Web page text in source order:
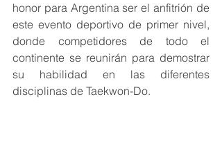
honor para Argentina ser el anfitrión de
este evento deportivo de primer nivel,
donde competidores de todo el
continente se reunirán para demostrar
su habilidad en las diferentes
disciplinas de Taekwon-Do.